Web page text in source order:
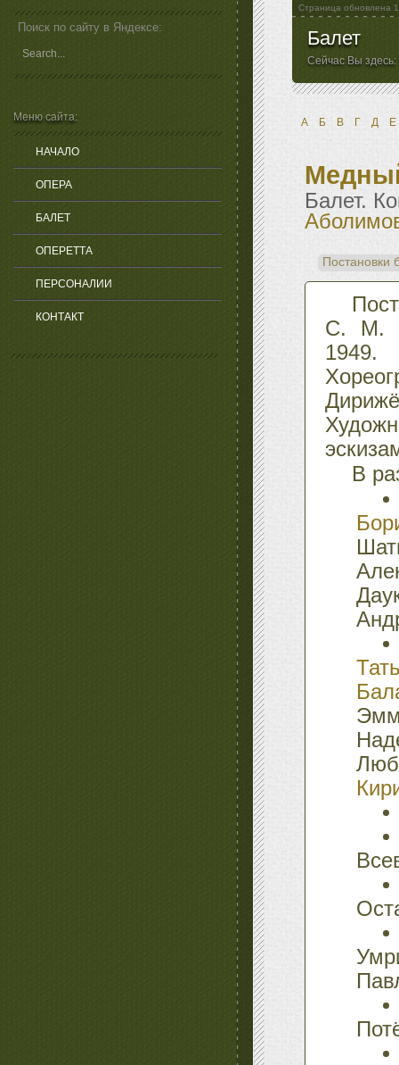
Поиск по сайту в Яндексе:
Меню сайта:
НАЧАЛО
ОПЕРА
БАЛЕТ
ОПЕРЕТТА
ПЕРСОНАЛИИ
КОНТАКТ
Страница обновлена
Балет
Сейчас Вы здесь:
А Б В Г Д Е
Балет.
Постановки
С. М.
1949.
В